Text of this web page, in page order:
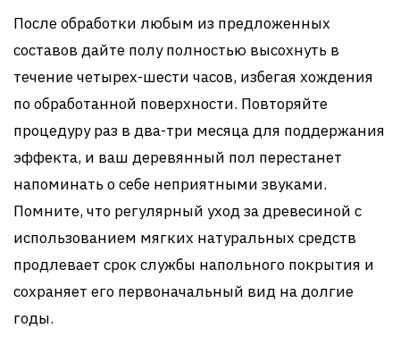
После обработки любым из предложенных
составов дайте полу полностью высохнуть в
течение четырех-шести часов, избегая хождения
по обработанной поверхности. Повторяйте
процедуру раз в два-три месяца для поддержания
эффекта, и ваш деревянный пол перестанет
напоминать о себе неприятными звуками.
Помните, что регулярный уход за древесиной с
использованием мягких натуральных средств
продлевает срок службы напольного покрытия и
сохраняет его первоначальный вид на долгие
годы.